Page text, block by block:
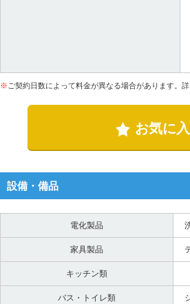
※ ご契約日数によって料金が異なる場合があります。
お気に
設備・備品
電化製品
家具製品
キッチン類
バス・トイレ類